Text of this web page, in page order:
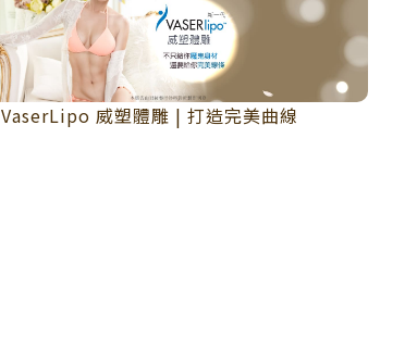
VaserLipo 威塑體雕 | 打造完美曲線